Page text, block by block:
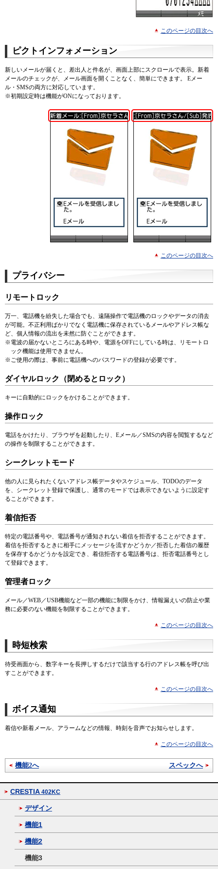
このページの目次へ
ピクトインフォメーション
新しいメールが届くと、差出人と件名が、画面上部にスクロールで表示。新着
メールのチェックが、メール画面を開くことなく、簡単にできます。 Eメー
ル・SMSの両方に対応しています。
※初期設定時は機能がONになっております。
このページの目次へ
プライバシー
リモートロック
万一、電話機を紛失した場合でも、遠隔操作で電話機のロックやデータの消去
が可能。不正利用ばかりでなく電話機に保存されているメールやアドレス帳な
ど、個人情報の流出を未然に防ぐことができます。
※電波の届かないところにある時や、電源をOFFにしている時は、リモートロ
ック機能は使用できません。
※ご使用の際は、事前に電話機へのパスワードの登録が必要です。
ダイヤルロック（閉めるとロック）
キーに自動的にロックをかけることができます。
操作ロック
電話をかけたり、ブラウザを起動したり、Eメール／SMSの内容を閲覧するなど
の操作を制限することができます。
シークレットモード
他の人に見られたくないアドレス帳データやスケジュール、TODOのデータ
を、シークレット登録で保護し、通常のモードでは表示できないように設定す
ることができます。
着信拒否
特定の電話番号や、電話番号が通知されない着信を拒否することができます。
着信を拒否するときに相手にメッセージを流すかどうか／拒否した着信の履歴
を保存するかどうかを設定でき、着信拒否する電話番号は、拒否電話番号とし
て登録できます。
管理者ロック
メール／WEB／USB機能など一部の機能に制限をかけ、情報漏えいの防止や業
務に必要のない機能を制限することができます。
このページの目次へ
時短検索
待受画面から、数字キーを長押しするだけで該当する行のアドレス帳を呼び出
すことができます。
このページの目次へ
ボイス通知
着信や新着メール、アラームなどの情報、時刻を音声でお知らせします。
このページの目次へ
スペックへ
機能2へ
CRESTIA 402KC
デザイン
機能1
機能2
機能3